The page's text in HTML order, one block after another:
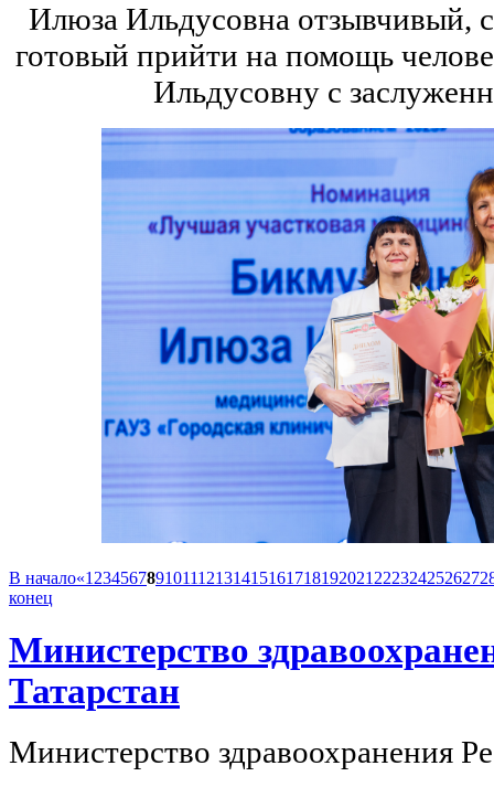
Илюза Ильдусовна отзывчивый,
готовый прийти на помощь
Ильдусовну с
В начало«123456789101112131415161718192021222324252627
конец
Министерство
Татарстан
Министерство здравоохранения